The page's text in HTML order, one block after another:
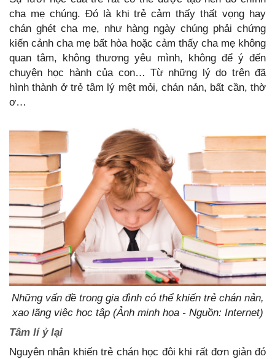
cha mẹ chúng. Đó là khi trẻ cảm thấy thất vọng hay
chán ghét cha mẹ, như hàng ngày chúng phải chứng
kiến cảnh cha mẹ bất hòa hoặc cảm thấy cha mẹ không
quan tâm, không thương yêu mình, không để ý đến
chuyện học hành của con… Từ những lý do trên đã
hình thành ở trẻ tâm lý mệt mỏi, chán nản, bất cần, thờ
ơ…
Những vấn đề trong gia đình có thể khiến trẻ chán nản,
xao lãng việc học tập (Ảnh minh họa - Nguồn: Internet)
Tâm lí ỷ lại
Nguyên nhân khiến trẻ chán học đôi khi rất đơn giản đó